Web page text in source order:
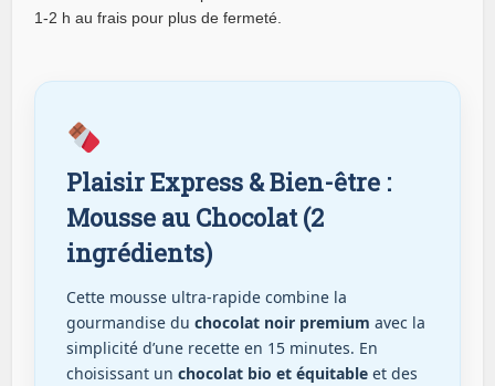
1-2 h au frais pour plus de fermeté.
Plaisir Express & Bien-être :
Mousse au Chocolat (2
ingrédients)
Cette mousse ultra-rapide combine la
gourmandise duchocolat noir premium avec la
simplicité d’une recette en 15 minutes. En
choisissant unchocolat bio et équitable et des